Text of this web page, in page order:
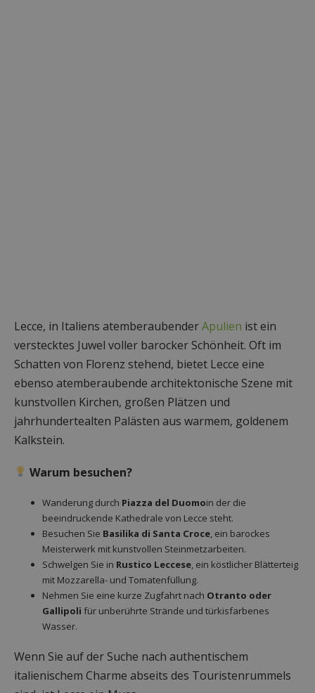
Lecce, in Italiens atemberaubenderApulien ist ein
verstecktes Juwel voller barocker Schönheit. Oft im
Schatten von Florenz stehend, bietet Lecce eine
ebenso atemberaubende architektonische Szene mit
kunstvollen Kirchen, großen Plätzen und
jahrhundertealten Palästen aus warmem, goldenem
Kalkstein.
Warum besuchen?
Wanderung durch Piazza del Duomoin der die
beeindruckende Kathedrale von Lecce steht.
Besuchen Sie Basilika di Santa Croce, ein barockes
Meisterwerk mit kunstvollen Steinmetzarbeiten.
Schwelgen Sie in Rustico Leccese, ein köstlicher Blätterteig
mit Mozzarella- und Tomatenfüllung.
Nehmen Sie eine kurze Zugfahrt nach Otranto oder
Gallipoli für unberührte Strände und türkisfarbenes
Wasser.
Wenn Sie auf der Suche nach authentischem
italienischem Charme abseits des Touristenrummels